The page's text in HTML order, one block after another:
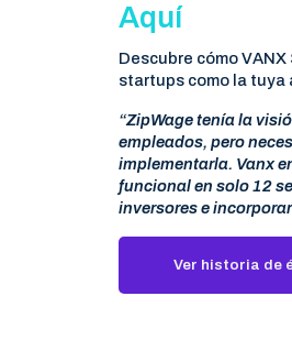
Aquí
Descubre cómo
startups como la tuya
“ZipWage tenía la
empleados, pero
implementarla. Vanx
funcional en solo 12
inversores e
Ver historia de